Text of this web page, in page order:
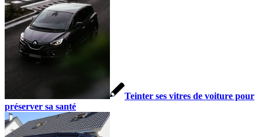
Teinter ses vitres de voiture pour
préserver sa santé